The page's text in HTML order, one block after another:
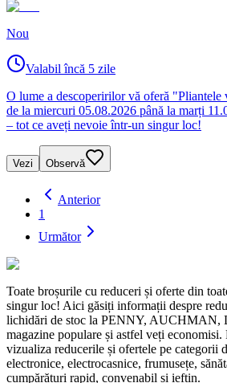
Nou
Valabil încă 5 zile
O lume a descoperirilor vă oferă
de la miercuri 05.08.2026 până la marți
– tot ce aveți nevoie într-un singur loc!
Vezi Observă
Anterior
1
Următor
Toate broșurile cu reduceri și oferte din
singur loc! Aici găsiți informații despre
lichidări de stoc la PENNY, AUCHMAN,
magazine populare și astfel veți
vizualiza reducerile și ofertele pe categorii
electronice, electrocasnice, frumusețe,
cumpărături rapid, convenabil și ieftin.